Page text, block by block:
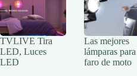
TVLIVE Tira
LED, Luces
LED
Las mejores
lámparas para
faro de moto